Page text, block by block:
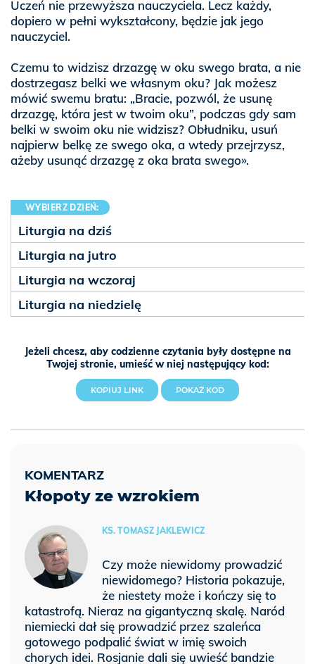
Uczeń nie przewyższa nauczyciela. Lecz każdy,
dopiero w pełni wykształcony, będzie jak jego
nauczyciel.
Czemu to widzisz drzazgę w oku swego brata, a nie
dostrzegasz belki we własnym oku? Jak możesz
mówić swemu bratu: „Bracie, pozwól, że usunę
drzazgę, która jest w twoim oku”, podczas gdy sam
belki w swoim oku nie widzisz? Obłudniku, usuń
najpierw belkę ze swego oka, a wtedy przejrzysz,
ażeby usunąć drzazgę z oka brata swego».
Jeżeli chcesz, aby codzienne czytania były dostępne na
Twojej stronie, umieść w niej następujący kod:
KOPIUJ LINK POKAŻ KOD
WYBIERZ DZIEŃ:
Liturgia na dziś
Liturgia na jutro
Liturgia na wczoraj
Liturgia na niedzielę
Kłopoty ze wzrokiem
KS. TOMASZ JAKLEWICZ
Czy może niewidomy prowadzić
niewidomego? Historia pokazuje,
że niestety może i kończy się to
katastrofą. Nieraz na gigantyczną skalę. Naród
niemiecki dał się prowadzić przez szaleńca
gotowego podpalić świat w imię swoich
chorych idei. Rosjanie dali się uwieść bandzie